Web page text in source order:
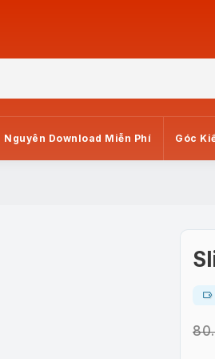
Nguyên Download Miễn Phí Góc